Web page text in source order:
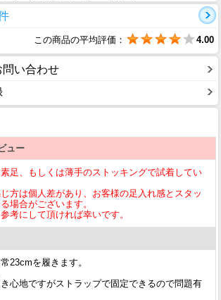
この商品の平均評価： 4.00
い合わせ
ュー
足、もしくは薄手のストッキングで試着してい
方は個人差があり、お客様の足入れ感とスタッ
場合がございます。
考にして頂ければ幸いです。
23cmを履きます。
心地ですがストラップで固定できるので問題有